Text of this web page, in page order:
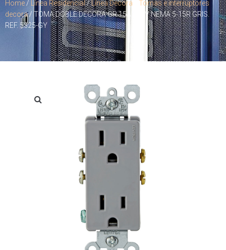
Home / Línea Residencial/Línea Decora
Tomas e interruptores
decora/ TOMA DOBLE DECORA GR 15A 125V NEMA 5-15R GRIS.
REF. 5325-GY